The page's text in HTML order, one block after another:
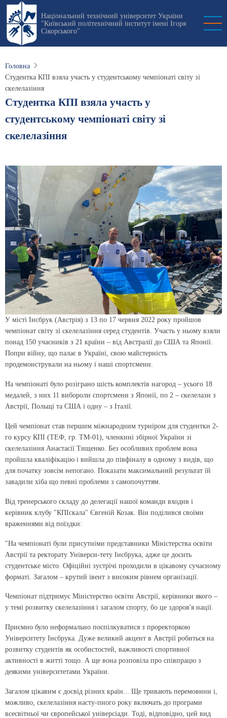
Перейти
основного
вмісту
Національний технічний університет України
"Київський політехнічний інститут імені Ігоря
Сікорського"
Головна
Студентка КПІ взяла участь у студентському чемпіонаті світу зі
скелелазіння
Студентка КПІ взяла участь у
студентському чемпіонаті світу зі
скелелазіння
У місті Інсбрук (Австрія) з 13 по 17 червня 2022 року пройшов
чемпіонат світу зі скелелазіння серед студентів. Участь у ньому взяли
понад 150 учасників з 21 країни – від Австралії до США та Японії.
Попри війну, що палає в Україні, свою майстерність
продемонстрували на ньому і наші спортсмени.
На чемпіонаті було розіграно шість комплектів нагород – усього 18
медалей, з них 11 вибороли спортсмени з Японії, по 2 – скелелази з
Австрії, Польщі та США і одну – з Італії.
Цей чемпіонат став першим міжнародним турніром для студентки 2-
го курсу КПІ (ТЕФ, гр. ТМ-01), членкині збірної України зі
скелелазіння Анастасії Тищенко. Без особливих проблем вона
пройшла кваліфікацію і вийшла до півфіналу в одному з видів, що
для початку зовсім непогано. Показати максимальний результат їй
завадили хіба що певні проблеми з самопочуттям.
Від тренерського складу до делегації нашої команди входив і
керівник клубу "КПІскала" Євгеній Козак. Він поділився своїми
враженнями від поїздки:
"На чемпіонаті були присутніми представники Міністерства освіти
Австрії та ректорату Універси-тету Інсбрука, адже це досить
студентське місто. Офіційні зустрічі проходили в цікавому сучасному
форматі. Загалом – крутий івент з високим рівнем організації.
Чемпіонат підтримує Міністерство освіти Австрії, керівники якого –
у темі розвитку скелелазіння і загалом спорту, бо це здоров'я нації.
Приємно було неформально поспілкуватися з проректоркою
Університету Інсбрука. Дуже великий акцент в Австрії робиться на
розвитку студентів як особистостей, важливості спортивної
активності в житті тощо. А ще вона розповіла про співпрацю з
деякими університетами України.
Загалом цікавим є досвід різних країн... Ще тривають перемовини і,
можливо, скелелазіння насту-пного року включать до програми
всесвітньої чи європейської універсіади. Тоді, відповідно, цей вид